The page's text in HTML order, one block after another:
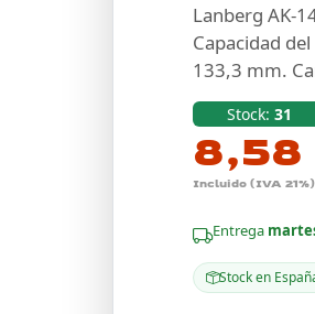
Lanberg AK-
Capacidad
133,3 mm.
Stock: 31
8,58
Incluido (IVA 21%)
Entrega
Stock en